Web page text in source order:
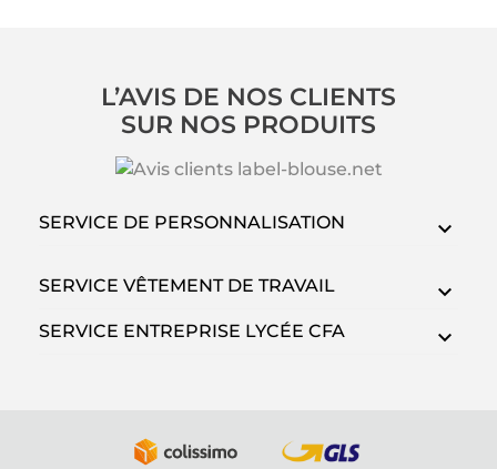
L’AVIS DE NOS CLIENTS
SUR NOS PRODUITS
SERVICE DE PERSONNALISATION
SERVICE VÊTEMENT DE TRAVAIL
SERVICE ENTREPRISE LYCÉE CFA